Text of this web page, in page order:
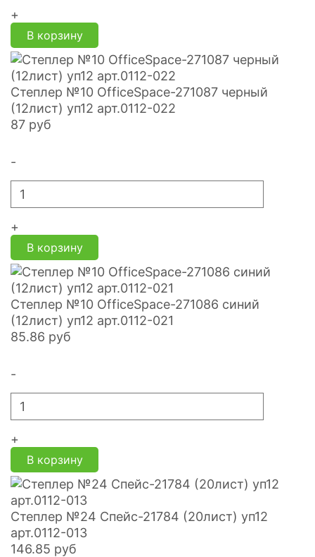
+
В корзину
Степлер №10 OfficeSpace-271087 черный
(12лист) уп12 арт.0112-022
87 руб
-
+
В корзину
Степлер №10 OfficeSpace-271086 синий
(12лист) уп12 арт.0112-021
85.86 руб
-
+
В корзину
Степлер №24 Спейс-21784 (20лист) уп12
арт.0112-013
146.85 руб